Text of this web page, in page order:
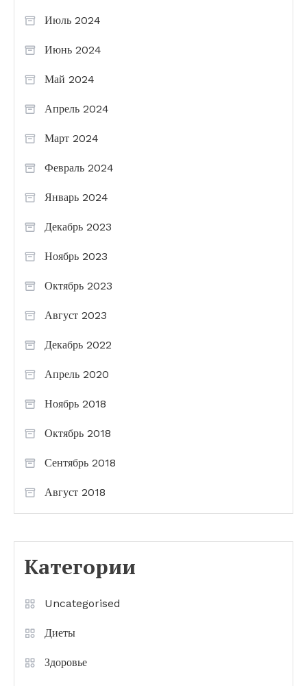
Июль 2024
Июнь 2024
Май 2024
Апрель 2024
Март 2024
Февраль 2024
Январь 2024
Декабрь 2023
Ноябрь 2023
Октябрь 2023
Август 2023
Декабрь 2022
Апрель 2020
Ноябрь 2018
Октябрь 2018
Сентябрь 2018
Август 2018
Категории
Uncategorised
Диеты
Здоровье